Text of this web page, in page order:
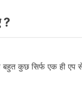
?
कुछ सिर्फ एक ही